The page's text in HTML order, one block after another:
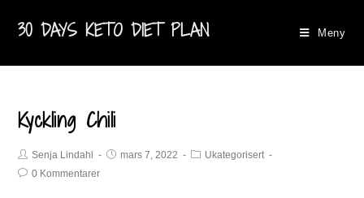
30 DAYS KETO DIET PLAN Meny
Kyckling Chili
Senja Lindahl mars 7, 2022
Ukategorisert
0 Kommentarer